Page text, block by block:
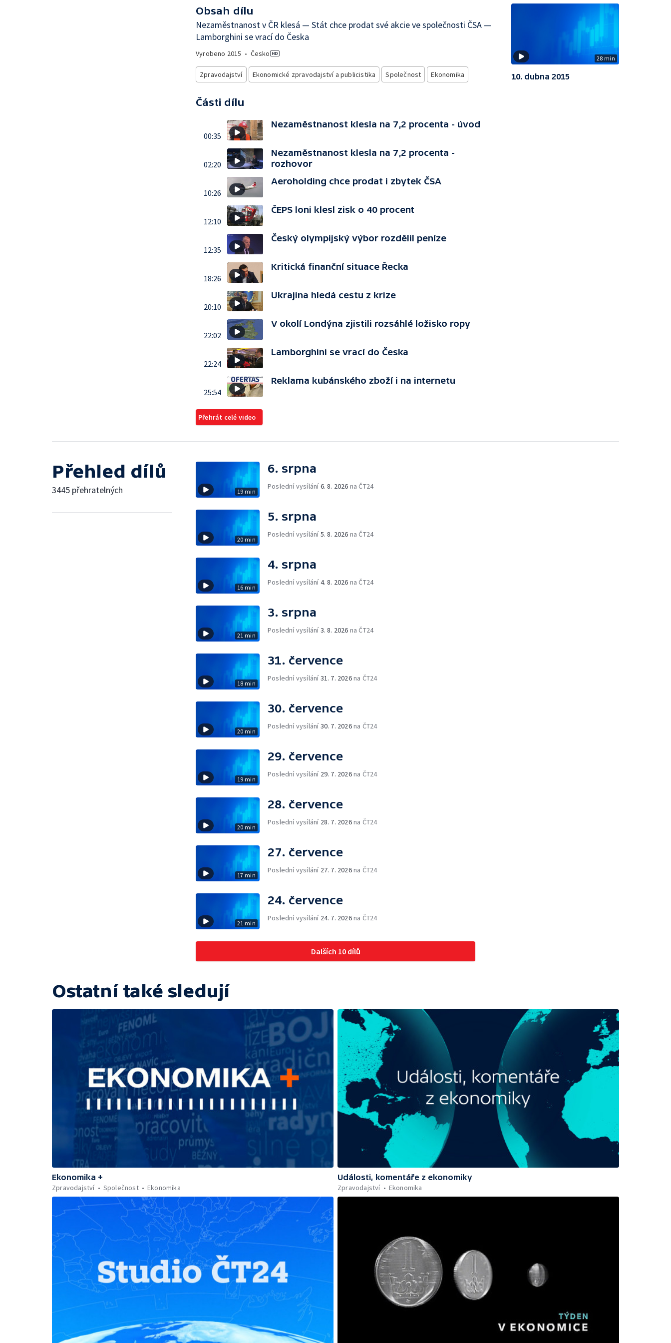
Obsah dílu
Nezaměstnanost v ČR klesá — Stát chce prodat své akcie ve společnosti ČSA —
Lamborghini se vrací do Česka
Vyrobeno 2015 • Česko
Zpravodajství Ekonomické zpravodajství a publicistika Společnost Ekonomika
Části dílu
00:35
Nezaměstnanost klesla na 7,2 procenta - úvod
02:20
Nezaměstnanost klesla na 7,2 procenta -
rozhovor
10:26
Aeroholding chce prodat i zbytek ČSA
12:10
ČEPS loni klesl zisk o 40 procent
12:35
Český olympijský výbor rozdělil peníze
18:26
Kritická finanční situace Řecka
20:10
Ukrajina hledá cestu z krize
22:02
V okolí Londýna zjistili rozsáhlé ložisko ropy
22:24
Lamborghini se vrací do Česka
25:54
Reklama kubánského zboží i na internetu
Přehrát celé video
28 min
10. dubna 2015
Přehled dílů
3445 přehratelných 19 min
6. srpna
Poslední vysílání6. 8. 2026 na ČT24
20 min
5. srpna
Poslední vysílání5. 8. 2026 na ČT24
16 min
4. srpna
Poslední vysílání4. 8. 2026 na ČT24
21 min
3. srpna
Poslední vysílání3. 8. 2026 na ČT24
18 min
31. července
Poslední vysílání31. 7. 2026na ČT24
20 min
30. července
Poslední vysílání30. 7. 2026na ČT24
19 min
29. července
Poslední vysílání 29. 7. 2026na ČT24
20 min
28. července
Poslední vysílání 28. 7. 2026na ČT24
17 min
27. července
Poslední vysílání 27. 7. 2026na ČT24
21 min
24. července
Poslední vysílání 24. 7. 2026na ČT24
Dalších 10 dílů
Ostatní také sledují
Ekonomika +
Zpravodajství
Společnost Ekonomika
Události, komentáře z ekonomiky
Zpravodajství
Ekonomika